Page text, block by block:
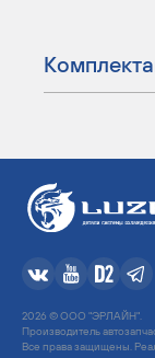
2026 © ООО "ЭРЛАЙН".
Производитель
Все права защищены.